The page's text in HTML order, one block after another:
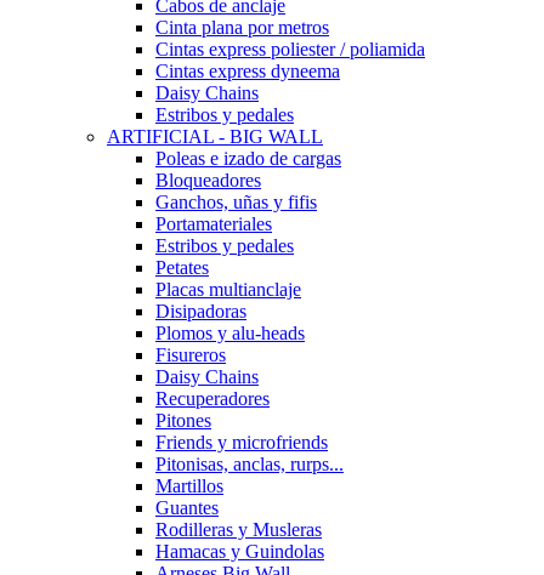
Cabos de anclaje
Cinta plana por metros
Cintas express poliester / poliamida
Cintas express dyneema
Daisy Chains
Estribos y pedales
ARTIFICIAL - BIG WALL
Poleas e izado de cargas
Bloqueadores
Ganchos, uñas y fifis
Portamateriales
Estribos y pedales
Petates
Placas multianclaje
Disipadoras
Plomos y alu-heads
Fisureros
Daisy Chains
Recuperadores
Pitones
Friends y microfriends
Pitonisas, anclas, rurps...
Martillos
Guantes
Rodilleras y Musleras
Hamacas y Guindolas